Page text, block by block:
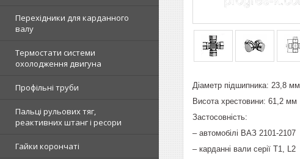
Перехідники для карданного
валу
Термостати системи
охолодження двигуна
Профільні труби
Пальці рульових тяг,
реактивних штанг і ресори
Гайки корончаті
Діаметр підшипника: 23,8 мм
Висота хрестовини: 61,2 мм
Застосовність:
– автомобілі ВАЗ 2101-2107
– карданні вали серії Т1, L2